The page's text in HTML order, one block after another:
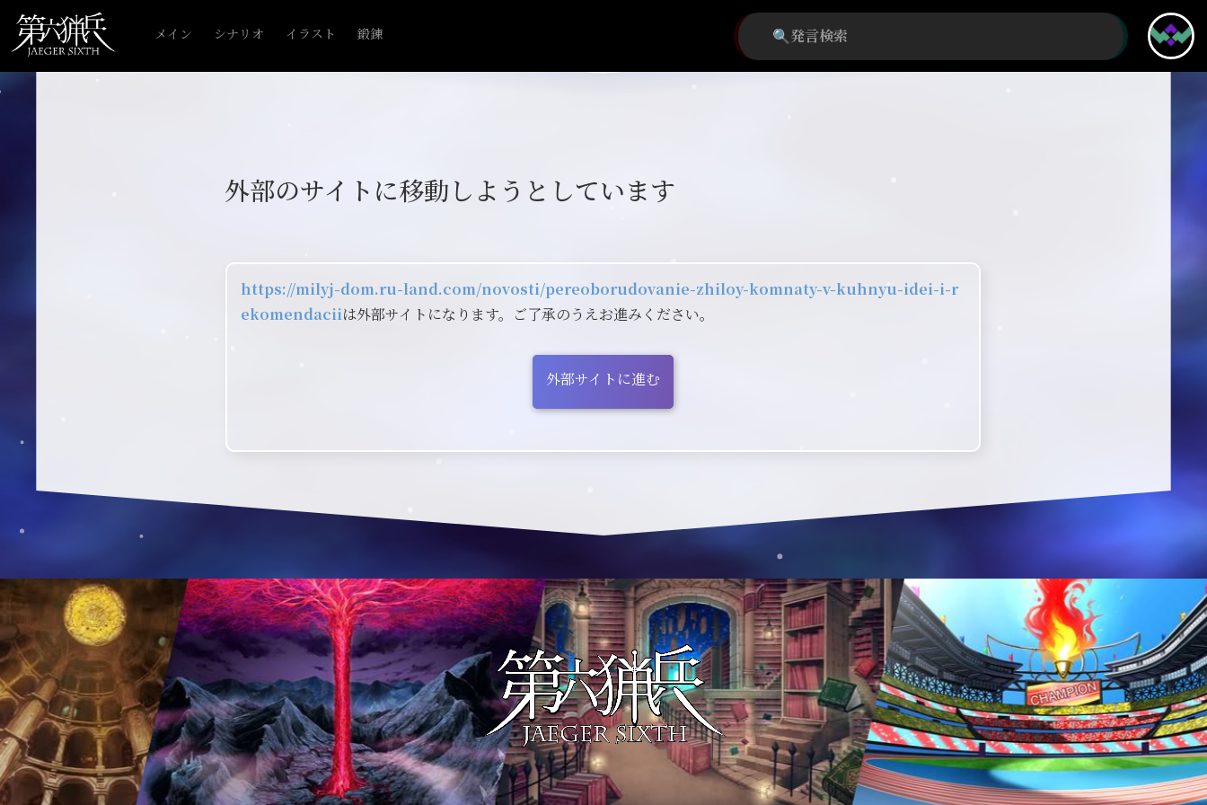
メイン シナリオ イラスト 鍛錬
外部のサイトに移動しようとしています
https://milyj-dom.ru-land.com/novosti/pereoborudovanie-zhiloy-komnaty-v-kuhnyu-idei-i-r
ekomendaciiは外部サイトになります。ご了承のうえお進みください。
外部サイトに進む